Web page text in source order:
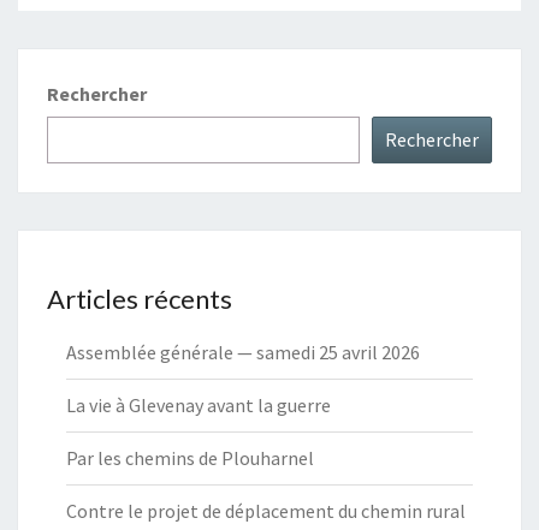
Rechercher
Rechercher
Articles récents
Assemblée générale — samedi 25 avril 2026
La vie à Glevenay avant la guerre
Par les chemins de Plouharnel
Contre le projet de déplacement du chemin rural